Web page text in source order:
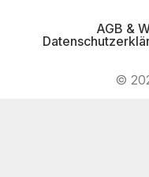
AGB &
©